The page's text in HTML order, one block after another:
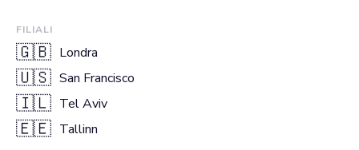
FILIALI
🇬🇧 Londra
🇺🇸 San Francisco
🇮🇱 Tel Aviv
🇪🇪 Tallinn